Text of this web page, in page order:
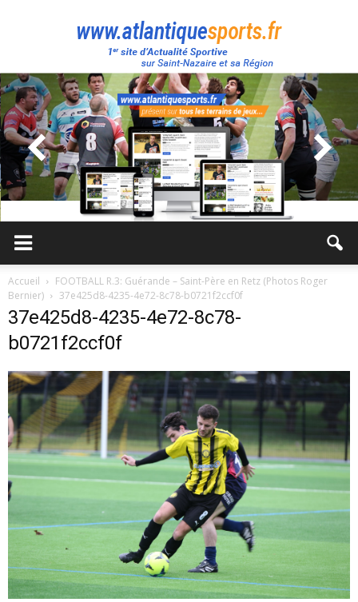
Atlantique
Sport
Accueil
FOOTBALL R.3: Guérande – Saint-Père en Retz (Photos Roger
Bernier)
37e425d8-4235-4e72-8c78-b0721f2ccf0f
37e425d8-4235-4e72-8c78-
b0721f2ccf0f